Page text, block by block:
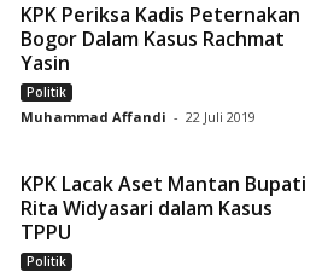
KPK Periksa Kadis Peternakan
Bogor Dalam Kasus Rachmat
Yasin
Politik
Muhammad Affandi - 22 Juli 2019
KPK Lacak Aset Mantan Bupati
Rita Widyasari dalam Kasus
TPPU
Politik